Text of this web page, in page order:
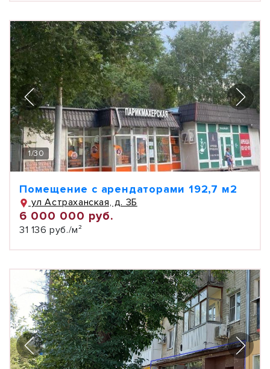
1/30
Помещение с арендаторами 192,7 м2
ул Астраханская, д. 3Б
6 000 000 руб.
31 136 руб./м²